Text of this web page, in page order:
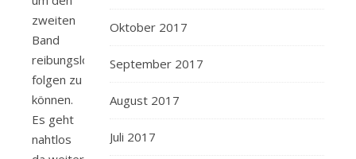
zweiten
Band
reibungslos
folgen zu
können.
Es geht
nahtlos
Oktober 2017
September 2017
August 2017
Juli 2017